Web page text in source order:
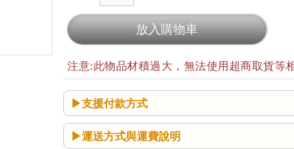
注意:此物品材積過大，無法使用超商取貨等
支援付款方式
運送方式與運費說明